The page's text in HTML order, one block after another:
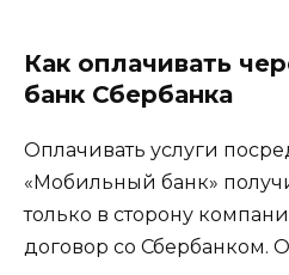
Как оплачивать
банк Сбербанка
Оплачивать услуги
«Мобильный банк»
только в сторону
договор со Сбербанком.